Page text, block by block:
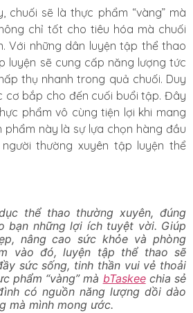
chuối sẽ là thực phẩm “vàng” mà
chỉ tốt cho tiêu hóa mà chuối
Với những dân luyện tập thể thao
luyện sẽ cung cấp năng lượng tức
thụ nhanh trong quả chuối. Duy
cơ bắp cho đến cuối buổi tập. Đây
phẩm vô cùng tiện lợi khi mang
phẩm này là sự lựa chọn hàng đầu
thường xuyên tập luyện thể
thể thao thường xuyên, đúng
bạn những lợi ích tuyệt vời. Giúp
nâng cao sức khỏe và phòng
vào đó, luyện tập thể thao sẽ
sức sống, tinh thần vui vẻ thoải
phẩm “vàng” mà bTaskeechia sẻ
có nguồn năng lượng dồi dào
mà mình mong ước.